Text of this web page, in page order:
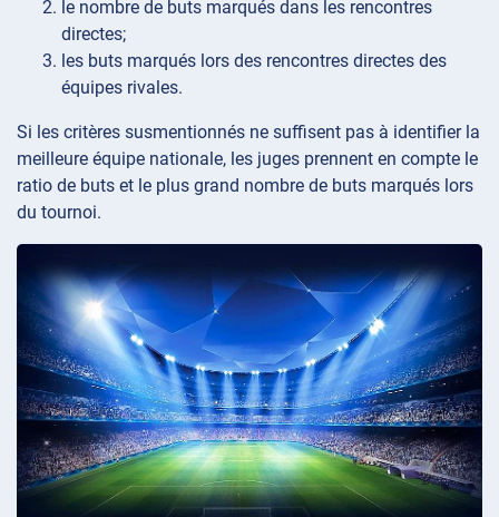
le nombre de buts marqués dans les rencontres
directes;
les buts marqués lors des rencontres directes des
équipes rivales.
Si les critères susmentionnés ne suffisent pas à identifier la
meilleure équipe nationale, les juges prennent en compte le
ratio de buts et le plus grand nombre de buts marqués lors
du tournoi.